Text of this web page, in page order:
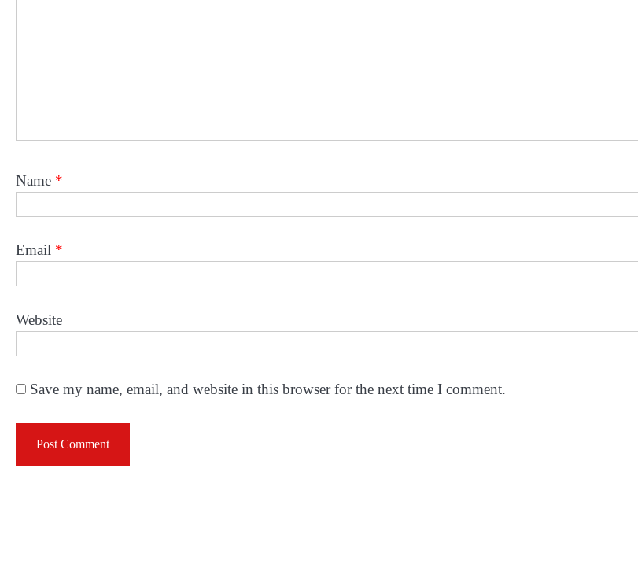
Name *
Email *
Website
Save my name, email, and website in this browser for the next time I comment.